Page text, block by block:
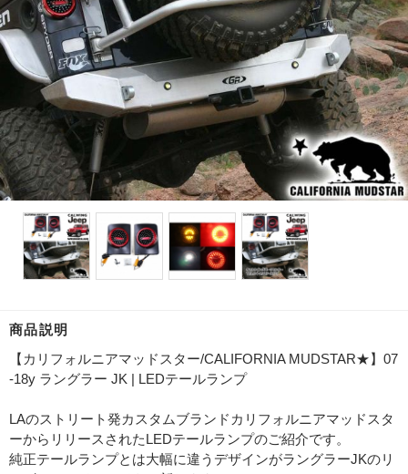
商品説明
【カリフォルニアマッドスター/CALIFORNIA MUDSTAR★】07
-18y ラングラー JK | LEDテールランプ
LAのストリート発カスタムブランドカリフォルニアマッドスタ
ーからリリースされたLEDテールランプのご紹介です。
純正テールランプとは大幅に違うデザインがラングラーJKのリ